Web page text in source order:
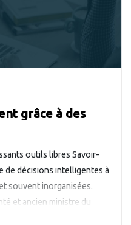
grâce à des
outils libres Savoir-
de décisions intelligentes à
souvent inorganisées.
et ancien ministre du